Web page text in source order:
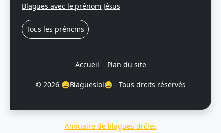
Blagues avec le prénom Jésus
Tous les prénoms
Accueil Plan du site
© 2026 😄Blagueslol😂 - Tous droits réservés
Annuaire de blagues drôles